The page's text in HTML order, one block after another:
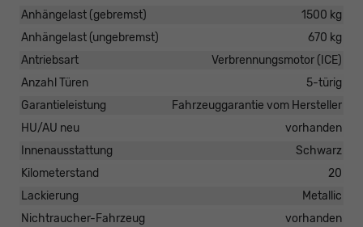
Anhängelast (gebremst)
1500 kg
Anhängelast (ungebremst)
670 kg
Antriebsart
Verbrennungsmotor (ICE)
Anzahl Türen
5-türig
Garantieleistung
Fahrzeuggarantie vom Hersteller
HU/AU neu
vorhanden
Innenausstattung
Schwarz
Kilometerstand
20
Lackierung
Metallic
Nichtraucher-Fahrzeug
vorhanden